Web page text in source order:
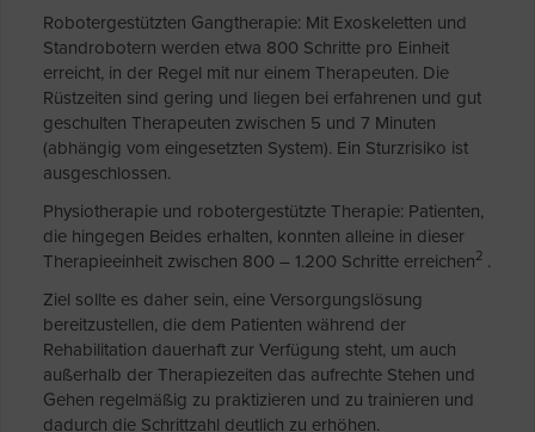
Robotergestützten Gangtherapie: Mit Exoskeletten und
Standrobotern werden etwa 800 Schritte pro Einheit
erreicht, in der Regel mit nur einem Therapeuten. Die
Rüstzeiten sind gering und liegen bei erfahrenen und gut
geschulten Therapeuten zwischen 5 und 7 Minuten
(abhängig vom eingesetzten System). Ein Sturzrisiko ist
ausgeschlossen.
Physiotherapie und robotergestützte Therapie: Patienten,
die hingegen Beides erhalten, konnten alleine in dieser
Therapieeinheit zwischen 800 – 1.200 Schritte erreichen2 .
Ziel sollte es daher sein, eine Versorgungslösung
bereitzustellen, die dem Patienten während der
Rehabilitation dauerhaft zur Verfügung steht, um auch
außerhalb der Therapiezeiten das aufrechte Stehen und
Gehen regelmäßig zu praktizieren und zu trainieren und
dadurch die Schrittzahl deutlich zu erhöhen.